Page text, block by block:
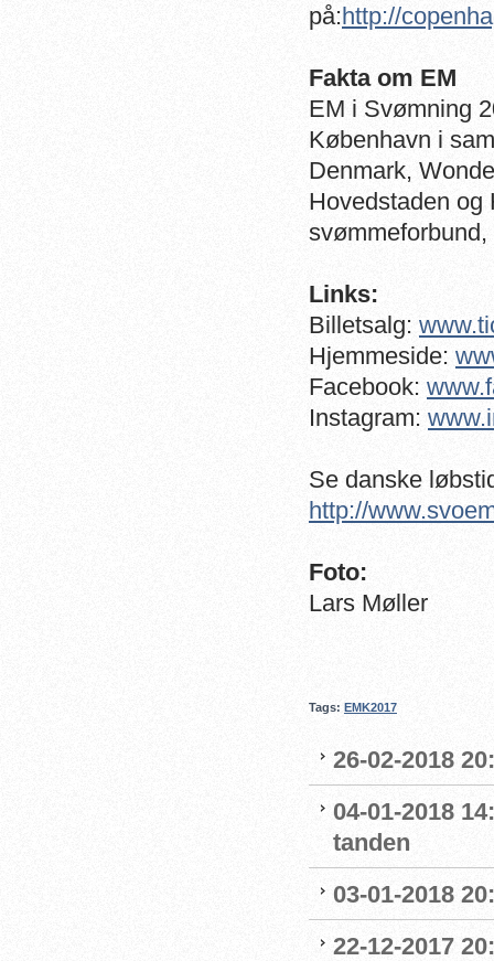
på:http://
Fakta om EM
EM i Svømning
København i
Denmark,
Hovedstaden
svømmeforbund,
Links:
Billetsalg:
Hjemmeside:
Facebook:
Instagram:
Se danske
http://
Foto:
Lars Møller
Tags: EMK2017
26-02-2018
04-01-2018
tanden
03-01-2018
22-12-2017